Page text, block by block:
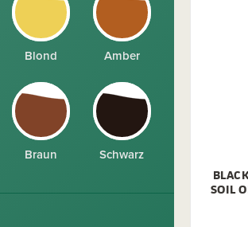
Blond Amber
Braun Schwarz
SOIL